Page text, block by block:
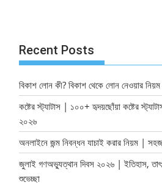
Recent Posts
বিকাশ লোন কী? বিকাশ থেকে লোন নেওয়ার
কষ্টের স্ট্যাটাস | ১০০+ হৃদয়ছোঁয়া কষ্টের
২০২৬
অনলাইনে জন্ম নিবন্ধন যাচাই করার নিয়ম |
জুলাই গণঅভ্যুত্থান দিবস ২০২৬ | ইতিহাস,
শুভেচ্ছা